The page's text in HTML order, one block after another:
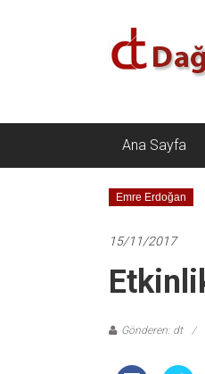
Dağarcık
Türkiye
Türkiye
Cumhuriyeti…
Ana Sayfa
Emre Erdoğan
15/11/2017
Gönderen: dt